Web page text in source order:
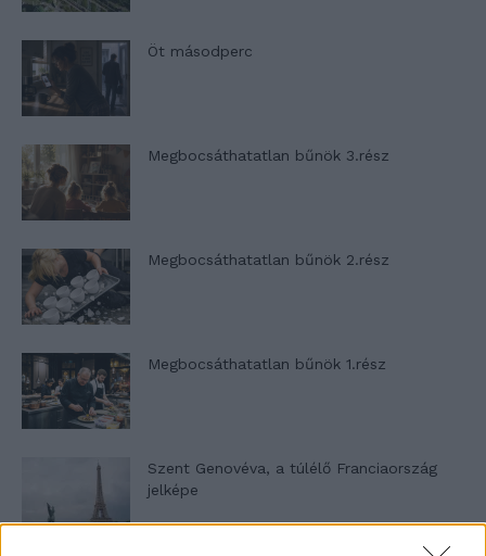
Öt másodperc
Megbocsáthatatlan bűnök 3.rész
Megbocsáthatatlan bűnök 2.rész
Megbocsáthatatlan bűnök 1.rész
Szent Genovéva, a túlélő Franciaország
jelképe